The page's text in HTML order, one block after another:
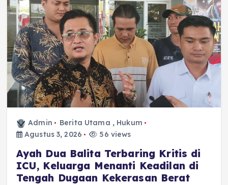
Admin Berita Utama , Hukum
Agustus 3, 2026
56 views
Ayah Dua Balita Terbaring Kritis di
ICU, Keluarga Menanti Keadilan di
Tengah Dugaan Kekerasan Berat